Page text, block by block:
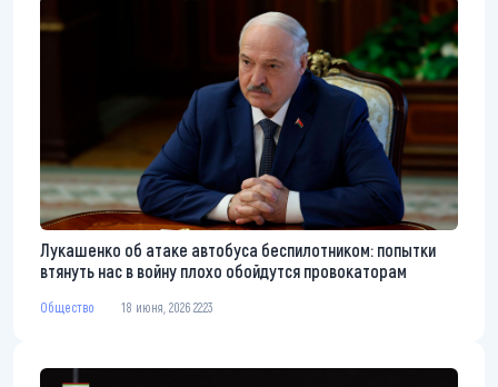
Лукашенко об атаке автобуса беспилотником: попытки
втянуть нас в войну плохо обойдутся провокаторам
Общество 18 июня, 2026 22:23